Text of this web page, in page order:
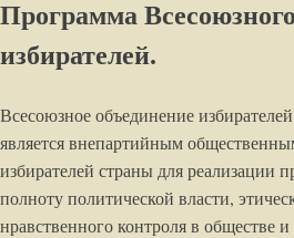
Программа
избирателей.
Всесоюзное объединение
является внепартийным
избирателей страны для реализации
полноту политической власти,
нравственного контроля в обществе и